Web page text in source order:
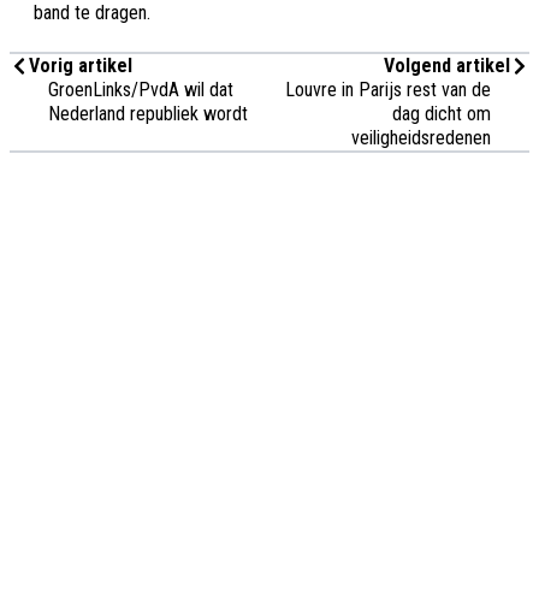
band te dragen.
Vorig artikel
GroenLinks/PvdA wil dat
Nederland republiek wordt
Volgend artikel
Louvre in Parijs rest van de
dag dicht om
veiligheidsredenen